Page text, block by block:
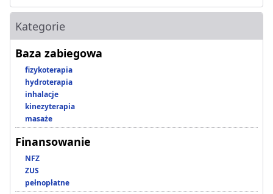
Kategorie
Baza zabiegowa
fizykoterapia
hydroterapia
inhalacje
kinezyterapia
masaże
Finansowanie
NFZ
ZUS
pełnopłatne